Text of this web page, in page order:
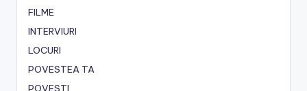
FILME
INTERVIURI
LOCURI
POVESTEA TA
POVESTI